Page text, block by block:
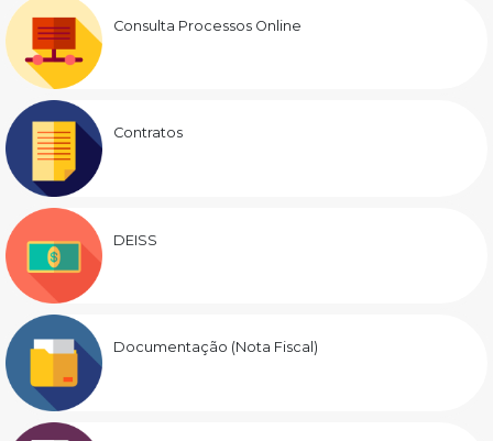
Consulta Processos Online
Contratos
DEISS
Documentação (Nota Fiscal)